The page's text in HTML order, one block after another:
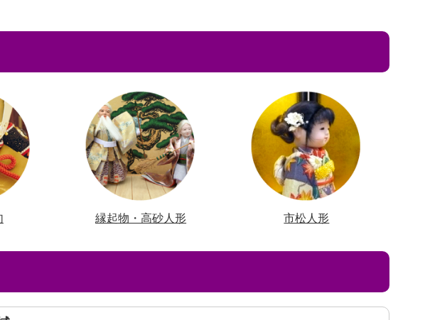
縁起物・高砂人形 市松人形